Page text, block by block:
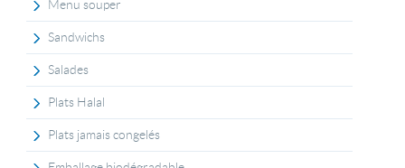
Menu souper
Sandwichs
Salades
Plats Halal
Plats jamais congelés